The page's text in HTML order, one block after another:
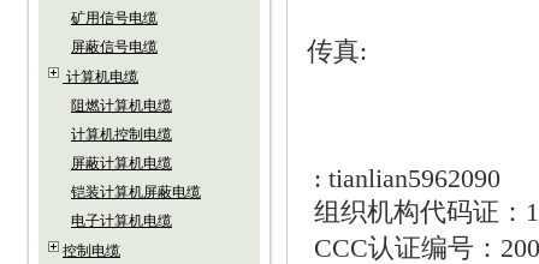
矿用信号电缆
屏蔽信号电缆
计算机电缆
阻燃计算机电缆
计算机控制电缆
屏蔽计算机电缆
铠装计算机屏蔽电缆
电子计算机电缆
控制电缆
传真:
: tianlian5962090
组织机构代码证：
CCC认证编号：